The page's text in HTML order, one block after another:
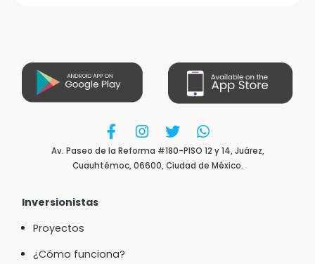
Av. Paseo de la Reforma #180-PISO 12 y 14, Juárez,
Cuauhtémoc, 06600, Ciudad de México.
Inversionistas
Proyectos
¿Cómo funciona?